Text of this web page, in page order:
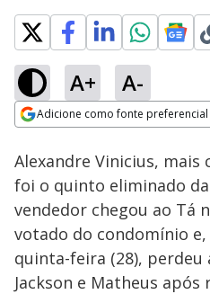
A+ A-
Adicione como fonte
Ativar
Loaded:
5.47%
Alexandre Vinicius, mais
foi o quinto eliminado da
vendedor chegou ao Tá
votado do condomínio
quinta-feira (28),
Jackson e Matheus após